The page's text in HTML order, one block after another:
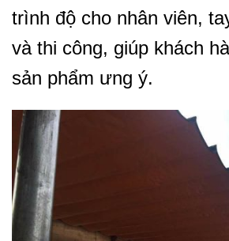
trình độ cho nhân viên,
và thi công, giúp khách
sản phẩm ưng ý.